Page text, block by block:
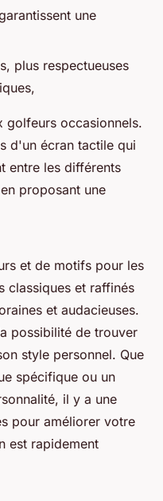
une
plus respectueuses
golfeurs occasionnels.
d'un écran tactile qui
entre les différents
proposant une
et de motifs pour les
classiques et raffinés
et audacieuses.
possibilité de trouver
style personnel. Que
spécifique ou un
il y a une
pour améliorer votre
est rapidement